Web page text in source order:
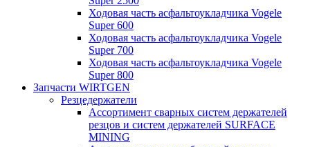
Ходовая часть асфальтоукладчика Vogele
Super 600
Ходовая часть асфальтоукладчика Vogele
Super 700
Ходовая часть асфальтоукладчика Vogele
Super 800
Запчасти WIRTGEN
Резцедержатели
Ассортимент сварных систем держателей
резцов и систем держателей SURFACE
MINING